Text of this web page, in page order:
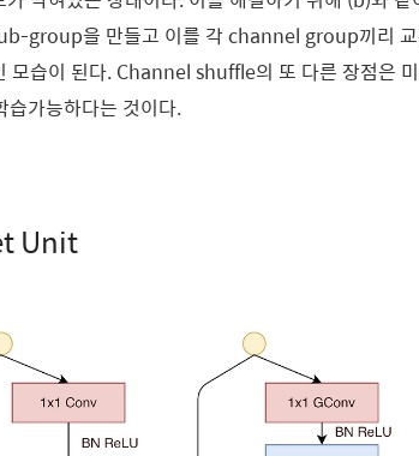
group을 만들고 이를 각 channel group끼리 교
모습이 된다. Channel shuffle의 또 다른 장점은
습가능하다는 것이다.
Unit